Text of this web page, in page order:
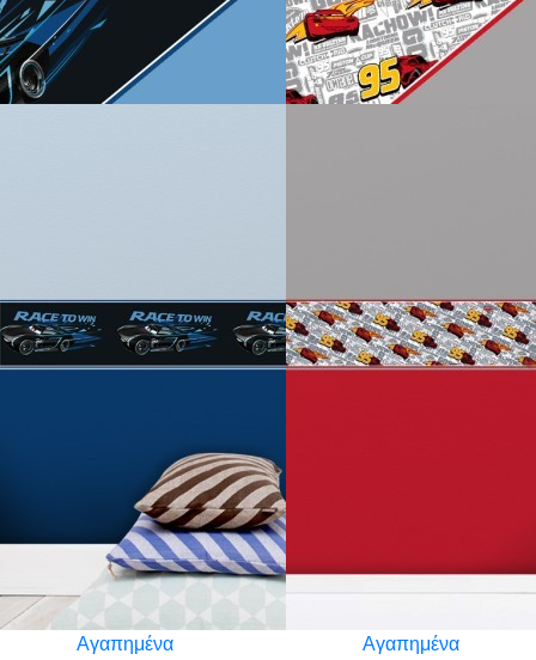
Αγαπημένα Αγαπημένα